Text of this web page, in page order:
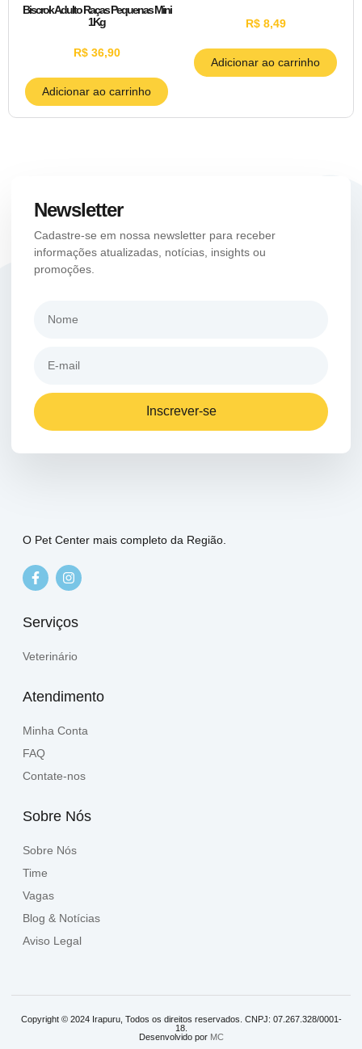
Biscrok Adulto Raças Pequenas Mini
1Kg
R$36,90
Adicionar ao carrinho
R$8,49
Adicionar ao carrinho
Newsletter
Cadastre-se em nossa newsletter para receber
informações atualizadas, notícias, insights ou
promoções.
Inscrever-se
O Pet Center mais completo da Região.
Serviços
Veterinário
Atendimento
Minha Conta
FAQ
Contate-nos
Sobre Nós
Sobre Nós
Time
Vagas
Blog & Notícias
Aviso Legal
Copyright © 2024 Irapuru, Todos os direitos reservados. CNPJ: 07.267.328/0001-
18.
Desenvolvido por MC